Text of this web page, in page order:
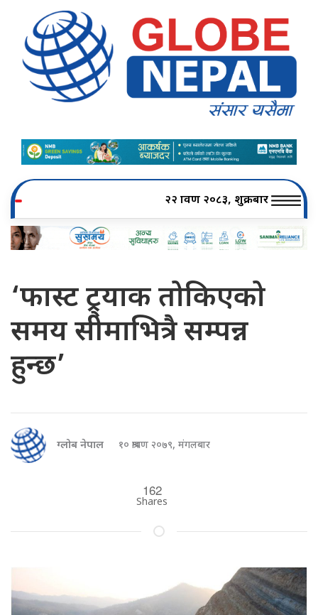
२२ श्रावण २०८३, शुक्रबार
‘फास्ट ट्र्याक तोकिएको
समय सीमाभित्रै सम्पन्न
हुन्छ’
ग्लोब नेपाल १० श्रावण २०७९, मंगलबार
162
Shares